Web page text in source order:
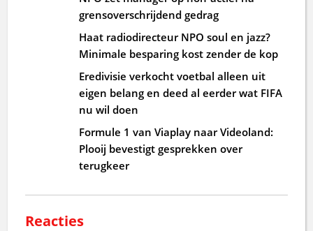
grensoverschrijdend gedrag
Haat radiodirecteur NPO soul en jazz?
Minimale besparing kost zender de kop
Eredivisie verkocht voetbal alleen uit
eigen belang en deed al eerder wat FIFA
nu wil doen
Formule 1 van Viaplay naar Videoland:
Plooij bevestigt gesprekken over
terugkeer
Reacties